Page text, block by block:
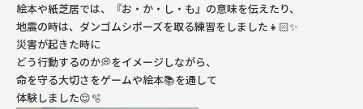
絵本や紙芝居では、『お・か・し・も』の意味を伝えたり、
地震の時は、ダンゴムシポーズを取る練習をしました👧🏻✨
災害が起きた時に
どう行動するのか💭をイメージしながら、
命を守る大切さをゲームや絵本📚を通して
体験しました😌🫧